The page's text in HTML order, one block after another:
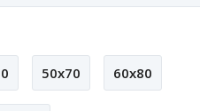
50x70 60x80